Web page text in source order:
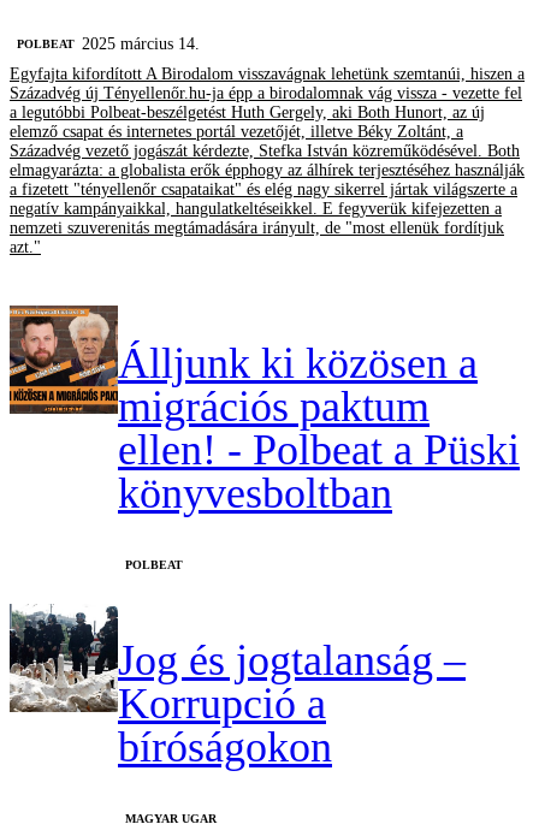
‎POLBEAT
2025 március 14.
Egyfajta kifordított A Birodalom visszavágnak lehetünk szemtanúi, hiszen a
Századvég új Tényellenőr.hu-ja épp a birodalomnak vág vissza - vezette fel
a legutóbbi Polbeat-beszélgetést Huth Gergely, aki Both Hunort, az új
elemző csapat és internetes portál vezetőjét, illetve Béky Zoltánt, a
Századvég vezető jogászát kérdezte, Stefka István közreműködésével. Both
elmagyarázta: a globalista erők épphogy az álhírek terjesztéséhez használják
a fizetett "tényellenőr csapataikat" és elég nagy sikerrel jártak világszerte a
negatív kampányaikkal, hangulatkeltéseikkel. E fegyverük kifejezetten a
nemzeti szuverenitás megtámadására irányult, de "most ellenük fordítjuk
azt."
Álljunk ki közösen a
migrációs paktum
ellen! - Polbeat a Püski
könyvesboltban
‎POLBEAT
Jog és jogtalanság –
Korrupció a
bíróságokon
MAGYAR UGAR